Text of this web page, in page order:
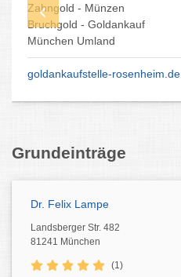
Zahngold - Münzen
Bruchgold - Goldankauf
München Umland
goldankaufstelle-rosenheim.de
Grundeinträge
Dr. Felix Lampe
Landsberger Str. 482
81241 München
(1)